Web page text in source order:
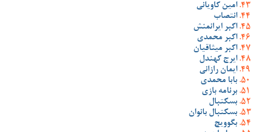
امین کاویانی
انتصاب
اکبر ایرانمنش
اکبر محمدی
اکبر میثاقیان
ایرج کهندل
ایمان رازانی
بابا محمدی
برنامه بازی
بسکتبال
بسکتبال بانوان
بگوویچ